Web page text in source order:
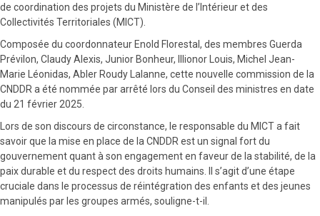
de coordination des projets du Ministère de l’Intérieur et des
Collectivités Territoriales (MICT).
Composée du coordonnateur Enold Florestal, des membres Guerda
Prévilon, Claudy Alexis, Junior Bonheur, Illionor Louis, Michel Jean-
Marie Léonidas, Abler Roudy Lalanne, cette nouvelle commission de la
CNDDR a été nommée par arrêté lors du Conseil des ministres en date
du 21 février 2025.
Lors de son discours de circonstance, le responsable du MICT a fait
savoir que la mise en place de la CNDDR est un signal fort du
gouvernement quant à son engagement en faveur de la stabilité, de la
paix durable et du respect des droits humains. Il s’agit d’une étape
cruciale dans le processus de réintégration des enfants et des jeunes
manipulés par les groupes armés, souligne-t-il.